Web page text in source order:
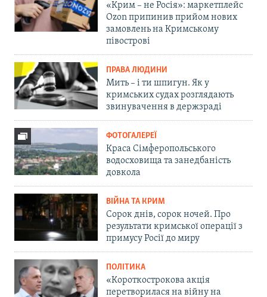
«Крим – не Росія»: маркетплейс
Ozon припинив прийом нових
замовлень на Кримському
півострові
ПРАВА ЛЮДИНИ
Мить – і ти шпигун. Як у
кримських судах розглядають
звинувачення в держзраді
ФОТОГАЛЕРЕЇ
Краса Сімферопольського
водосховища та занедбаність
довкола
ВІЙНА ТА КРИМ
Сорок днів, сорок ночей. Про
результати кримської операції з
примусу Росії до миру
ПОЛІТИКА
«Короткострокова акція
перетворилася на війну на